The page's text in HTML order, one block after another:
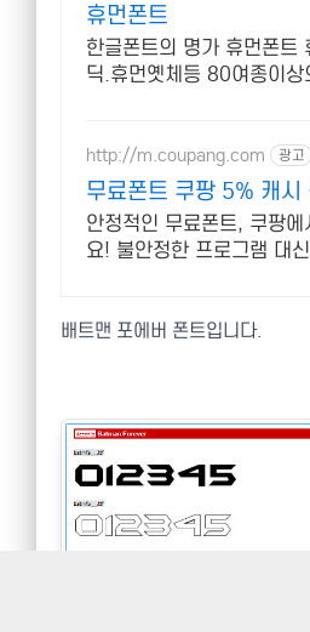
휴먼폰트
한글폰트의 명가 휴먼폰트
딕.휴먼옛체등 80여종이상
http://m.coupang.com 광고
무료폰트 쿠팡 5% 캐시
안정적인 무료폰트, 쿠팡
요! 불안정한 프로그램 대
배트맨 포에버 폰트입니다.